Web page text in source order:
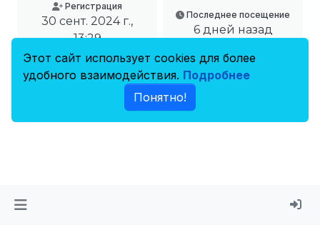
Регистрация
30 сент. 2024 г.,
13:29
Последнее посещение
6 дней назад
Этот сайт использует cookies для более
удобного взаимодействия. Подробнее
Понятно!